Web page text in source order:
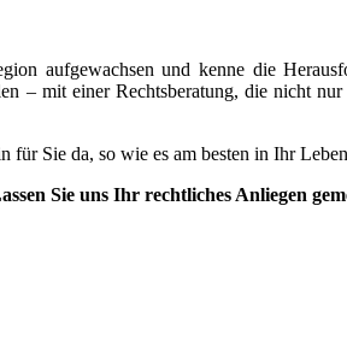
aufgewachsen und kenne die
– mit einer Rechtsberatung, die nicht
Sie da, so wie es am besten in Ihr
Sie uns Ihr rechtliches Anliegen